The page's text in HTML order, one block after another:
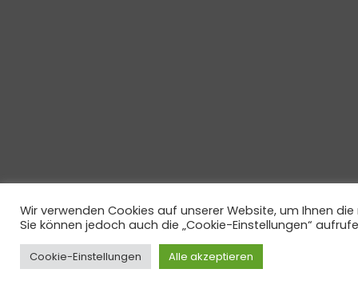
Wir verwenden Cookies auf unserer Website, um Ihnen
Sie können jedoch auch die „Cookie-Einstellungen“
Cookie-Einstellungen Alle akzeptieren